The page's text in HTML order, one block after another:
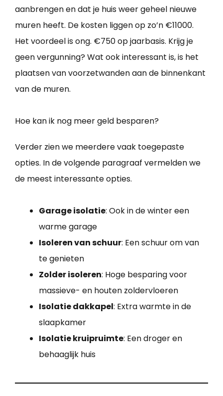
aanbrengen en dat je huis weer geheel nieuwe
muren heeft. De kosten liggen op zo’n €11000.
Het voordeel is ong. €750 op jaarbasis. Krijg je
geen vergunning? Wat ook interessant is, is het
plaatsen van voorzetwanden aan de binnenkant
van de muren.
Hoe kan ik nog meer geld besparen?
Verder zien we meerdere vaak toegepaste
opties. In de volgende paragraaf vermelden we
de meest interessante opties.
Garage isolatie: Ook in de winter een
warme garage
Isoleren van schuur: Een schuur om van
te genieten
Zolder isoleren: Hoge besparing voor
massieve- en houten zoldervloeren
Isolatie dakkapel: Extra warmte in de
slaapkamer
Isolatie kruipruimte: Een droger en
behaaglijk huis